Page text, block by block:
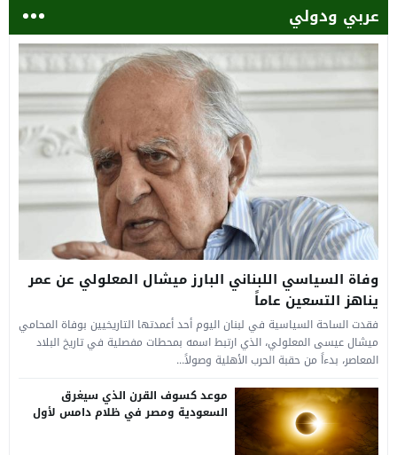
عربي ودولي
وفاة السياسي اللبناني البارز ميشال المعلولي عن عمر
يناهز التسعين عاماً
فقدت الساحة السياسية في لبنان اليوم أحد أعمدتها التاريخيين بوفاة المحامي
ميشال عيسى المعلولي، الذي ارتبط اسمه بمحطات مفصلية في تاريخ البلاد
المعاصر، بدءاً من حقبة الحرب الأهلية وصولاً...
موعد كسوف القرن الذي سيغرق
السعودية ومصر في ظلام دامس لأول